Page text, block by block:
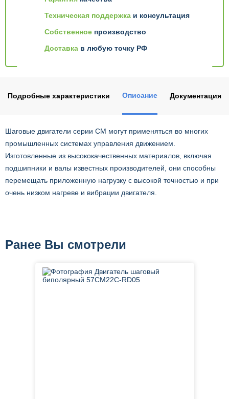
Техническая поддержка и консультация
Собственное производство
Доставка в любую точку РФ
Подробные характеристики Описание Документация
Шаговые двигатели серии CM могут применяться во многих
промышленных системах управления движением.
Изготовленные из высококачественных материалов, включая
подшипники и валы известных производителей, они способны
перемещать приложенную нагрузку с высокой точностью и при
очень низком нагреве и вибрации двигателя.
Ранее Вы смотрели